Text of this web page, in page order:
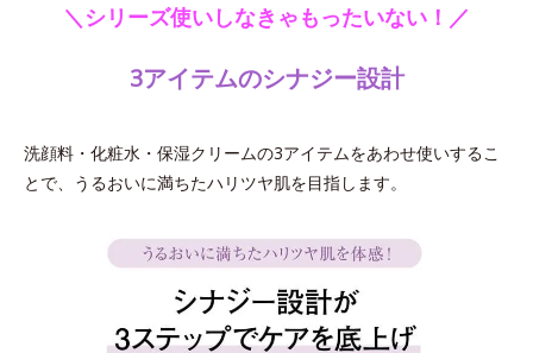
＼シリーズ使いしなきゃもったいない！／
3アイテムのシナジー設計
洗顔料・化粧水・保湿クリームの3アイテムをあわせ使いするこ
とで、うるおいに満ちたハリツヤ肌を目指します。